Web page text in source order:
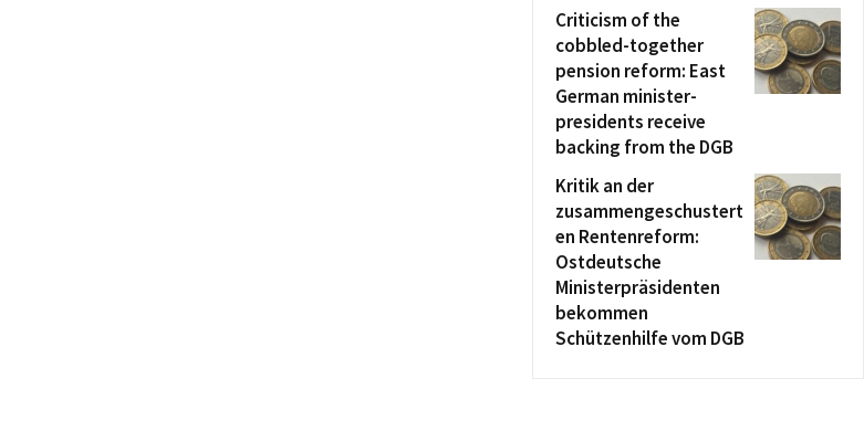
Criticism of the
cobbled-together
pension reform: East
German minister-
presidents receive
backing from the DGB
Kritik an der
zusammengeschustert
en Rentenreform:
Ostdeutsche
Ministerpräsidenten
bekommen
Schützenhilfe vom DGB